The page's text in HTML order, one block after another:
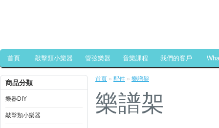
首頁 敲擊類小樂器 管弦樂器 音樂課程 我們的客戶
商品分類
樂器DIY
敲擊類小樂器
首頁 » 配件 » 樂譜架
樂譜架